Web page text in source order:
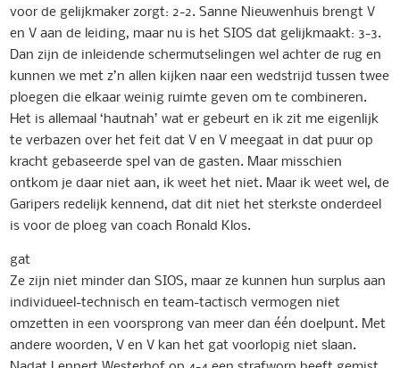
voor de gelijkmaker zorgt: 2-2. Sanne Nieuwenhuis brengt V
en V aan de leiding, maar nu is het SIOS dat gelijkmaakt: 3-3.
Dan zijn de inleidende schermutselingen wel achter de rug en
kunnen we met z’n allen kijken naar een wedstrijd tussen twee
ploegen die elkaar weinig ruimte geven om te combineren.
Het is allemaal ‘hautnah’ wat er gebeurt en ik zit me eigenlijk
te verbazen over het feit dat V en V meegaat in dat puur op
kracht gebaseerde spel van de gasten. Maar misschien
ontkom je daar niet aan, ik weet het niet. Maar ik weet wel, de
Garipers redelijk kennend, dat dit niet het sterkste onderdeel
is voor de ploeg van coach Ronald Klos.
gat
Ze zijn niet minder dan SIOS, maar ze kunnen hun surplus aan
individueel-technisch en team-tactisch vermogen niet
omzetten in een voorsprong van meer dan één doelpunt. Met
andere woorden, V en V kan het gat voorlopig niet slaan.